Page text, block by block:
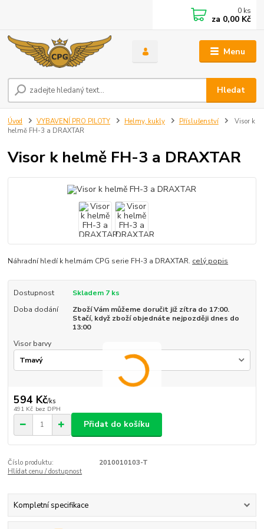
Menu
Hledat
0 ks
za 0,00 Kč
Úvod VYBAVENÍ PRO PILOTY Helmy, kukly Příslušenství
Visor k
helmě FH-3 a DRAXTAR
Visor k helmě FH-3 a DRAXTAR
Náhradní hledí k helmám CPG serie FH-3 a DRAXTAR. celý popis
Dostupnost
Skladem 7 ks
Doba dodání
Zboží Vám můžeme doručit již zítra do 17:00.
Stačí, když zboží objednáte nejpozději dnes do
13:00
Visor barvy
594 Kč/ks
491 Kč bez DPH
Přidat do košíku
Číslo produktu:
2010010103-T
Hlídat cenu / dostupnost
Kompletní specifikace